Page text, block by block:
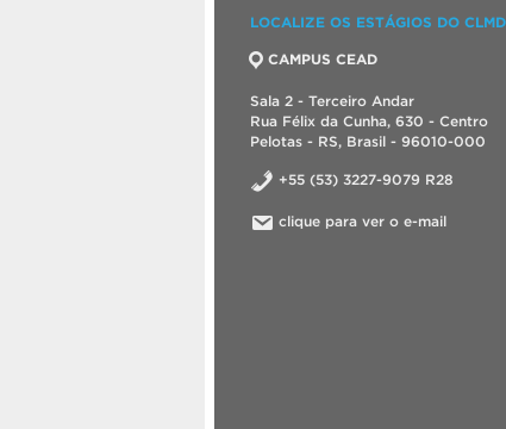
LOCALIZE OS ESTÁGIOS DO
CAMPUS CEAD
Sala 2 - Terceiro Andar
Rua Félix da Cunha, 630 - Centro
Pelotas - RS, Brasil - 96010-000
+55 (53) 3227-9079 R28
clique para ver o e-mail